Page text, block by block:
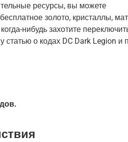
ресурсы, вы можете
золото, кристаллы,
нибудь захотите
о кодах DC Dark Legion и